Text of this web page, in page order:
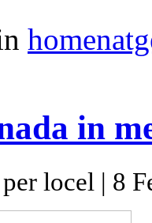
in
locel | 8